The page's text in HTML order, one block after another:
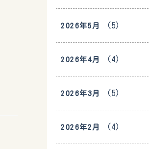
2026年5月 (5)
2026年4月 (4)
2026年3月 (5)
2026年2月 (4)